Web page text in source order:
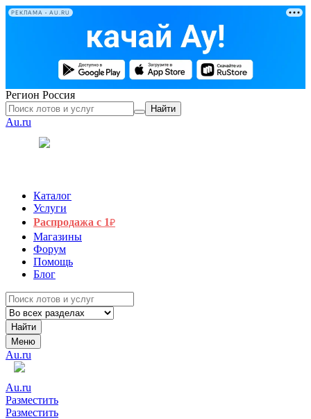
РЕКЛАМА • AU.RU
Регион Россия
Найти
Au.ru
Каталог
Услуги
Распродажа с 1₽
Магазины
Форум
Помощь
Блог
Найти
Меню
Au.ru
Au.ru
Разместить
Разместить